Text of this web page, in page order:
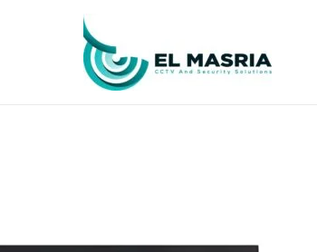
المحتوى